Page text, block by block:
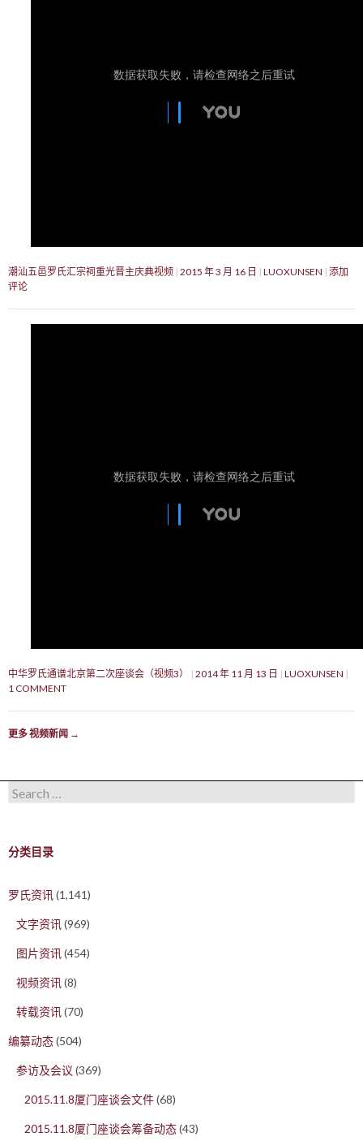
潮汕五邑罗氏汇宗祠重光晋主庆典视频 2015 年 3 月 16 日 LUOXUNSEN 添加
评论
中华罗氏通谱北京第二次座谈会（视频3） 2014 年 11 月 13 日
LUOXUNSEN
1 COMMENT
更多 视频新闻 →
Search for:
分类目录
罗氏资讯(1,141)
文字资讯(969)
图片资讯(454)
视频资讯(8)
转载资讯(70)
编纂动态(504)
参访及会议 (369)
2015.11.8厦门座谈会文件(68)
2015.11.8厦门座谈会筹备动态(43)